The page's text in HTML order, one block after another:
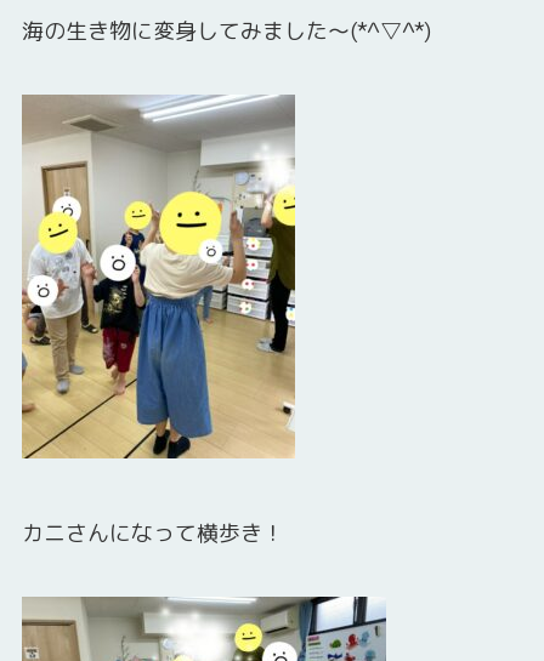
海の生き物に変身してみました～(*^▽^*)
カニさんになって横歩き！